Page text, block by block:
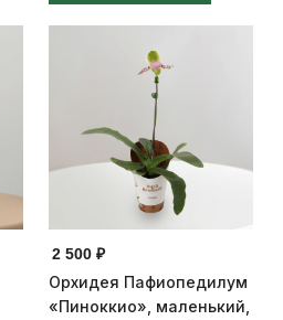
2 500 ₽
Орхидея Пафиопедилум
«Пиноккио», маленький,